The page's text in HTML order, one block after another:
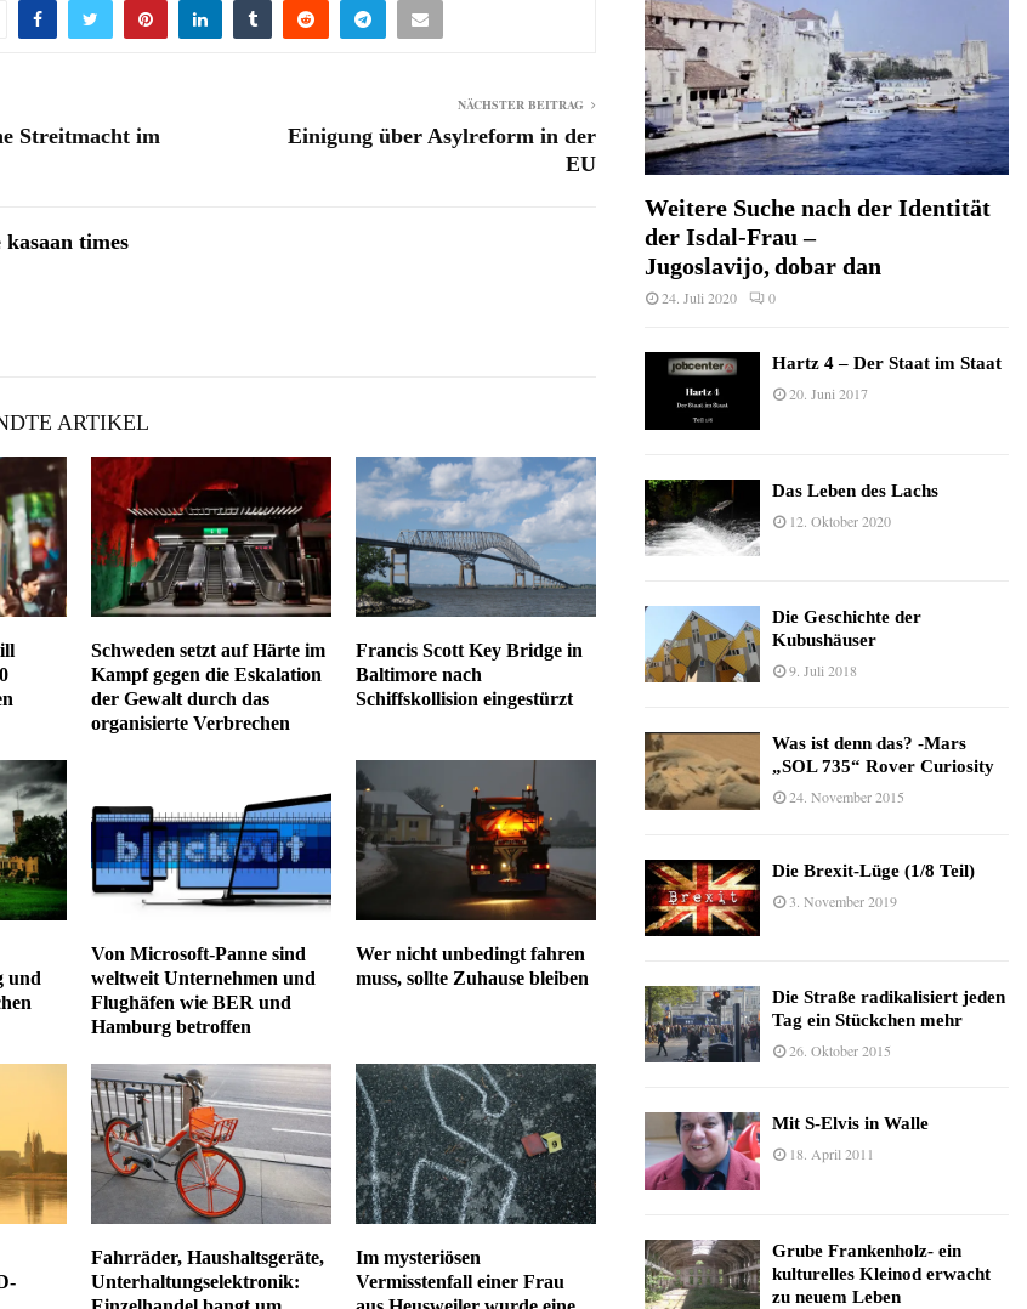
Streitmacht im
NÄCHSTER BEITRAG
Einigung über Asylreform in der
EU
kasaan times
ARTIKEL
Schweden setzt auf Härte im
Kampf gegen die Eskalation
der Gewalt durch das
organisierte Verbrechen
Francis Scott Key Bridge in
Baltimore nach
Schiffskollision eingestürzt
und
Von Microsoft-Panne sind
weltweit Unternehmen und
Flughäfen wie BER und
Hamburg betroffen
Wer nicht unbedingt fahren
muss, sollte Zuhause bleiben
Fahrräder, Haushaltsgeräte,
Unterhaltungselektronik:
Im mysteriösen
Vermisstenfall einer Frau
Weitere Suche nach der Identität
der Isdal-Frau –
Jugoslavijo, dobar dan
24. Juli 2020 0
Hartz 4 – Der Staat im Staat
20. Juni 2017
Das Leben des Lachs
12. Oktober 2020
Die Geschichte der
Kubushäuser
9. Juli 2018
Was ist denn das? -Mars
„SOL 735“ Rover Curiosity
24. November 2015
Die Brexit-Lüge (1/8 Teil)
3. November 2019
Die Straße radikalisiert jeden
Tag ein Stückchen mehr
26. Oktober 2015
Mit S-Elvis in Walle
18. April 2011
Grube Frankenholz- ein
kulturelles Kleinod erwacht
zu neuem Leben